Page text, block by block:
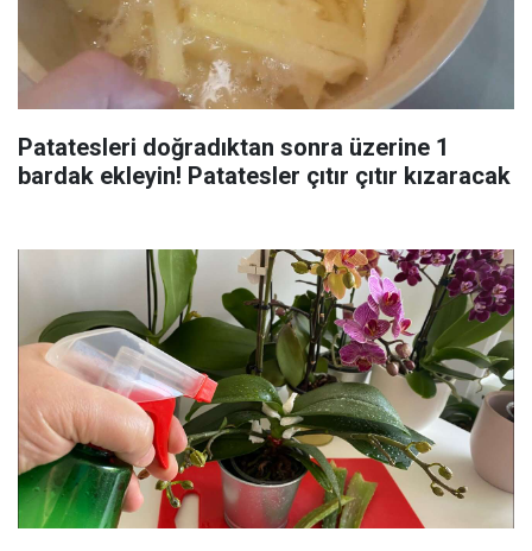
Patatesleri doğradıktan sonra üzerine 1
bardak ekleyin! Patatesler çıtır çıtır kızaracak